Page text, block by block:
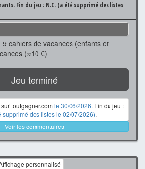
Fin du jeu : N.C. (a été supprimé des listes
9 cahiers de vacances (enfants et
(≈10 €)
Jeu terminé
toutgagner.com le 30/06/2026. Fin du jeu :
supprimé des listes le 02/07/2026).
Voir les commentaires
personnalisé